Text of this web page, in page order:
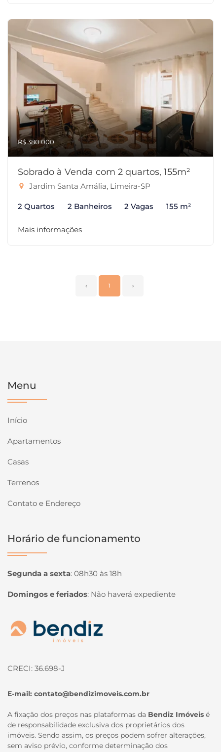
R$ 380.000
Sobrado à Venda com 2 quartos, 155m²
Jardim Santa Amália, Limeira-SP
2 Quartos 2 Banheiros 2 Vagas 155 m²
Mais informações
‹ 1 ›
Menu
Início
Apartamentos
Casas
Terrenos
Contato e Endereço
Horário de funcionamento
Segunda a sexta: 08h30 às 18h
Domingos e feriados: Não haverá expediente
Página inicial
CRECI: 36.698-J
E-mail: contato@bendizimoveis.com.br
A fixação dos preços nas plataformas da Bendiz Imóveis é
de responsabilidade exclusiva dos proprietários dos
imóveis. Sendo assim, os preços podem sofrer alterações,
sem aviso prévio, conforme determinação dos